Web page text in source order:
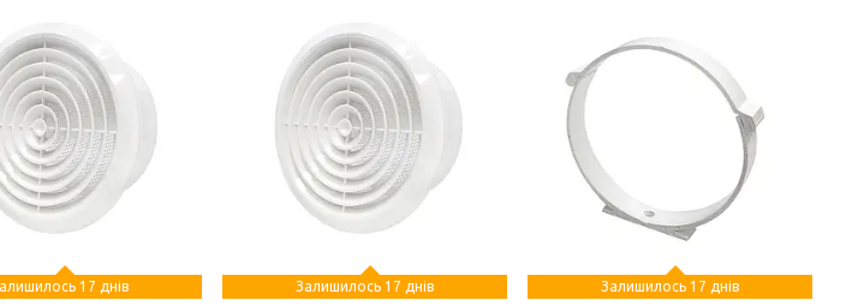
17 днів Залишилось 17 днів Залишилось 17 днів